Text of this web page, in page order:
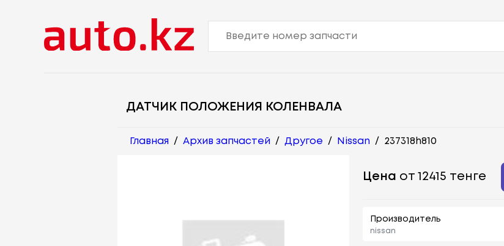
ДАТЧИК ПОЛОЖЕНИЯ КОЛЕНВАЛА
Главная / Архив запчастей / Другое / Nissan / 237318h810
Цена от 12415 тенге
Производитель
nissan